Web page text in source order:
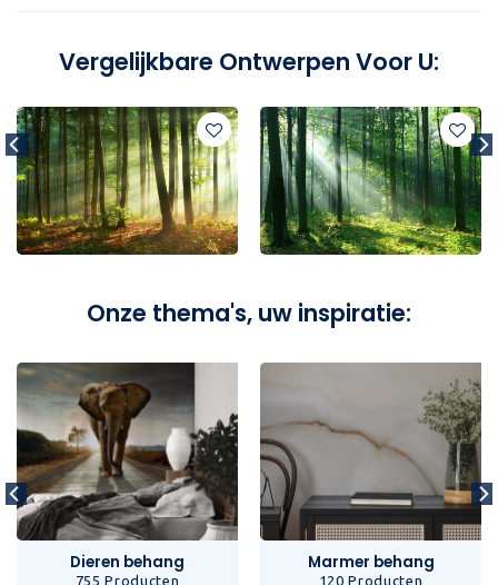
Vergelijkbare Ontwerpen Voor U:
Onze thema's, uw inspiratie:
Dieren behang
755 Producten
Marmer behang
120 Producten